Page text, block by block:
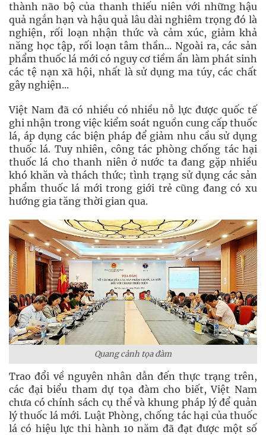
thành não bộ của thanh thiếu niên với những hậu
quả ngắn hạn và hậu quả lâu dài nghiêm trọng đó là
nghiện, rối loạn nhận thức và cảm xúc, giảm khả
năng học tập, rối loạn tâm thần... Ngoài ra, các sản
phẩm thuốc lá mới có nguy cơ tiềm ẩn làm phát sinh
các tệ nạn xã hội, nhất là sử dụng ma túy, các chất
gây nghiện...
Việt Nam đã có nhiều có nhiều nỗ lực được quốc tế
ghi nhận trong việc kiểm soát nguồn cung cấp thuốc
lá, áp dụng các biện pháp để giảm nhu cầu sử dụng
thuốc lá. Tuy nhiên, công tác phòng chống tác hại
thuốc lá cho thanh niên ở nước ta đang gặp nhiều
khó khăn và thách thức; tình trạng sử dụng các sản
phẩm thuốc lá mới trong giới trẻ cũng đang có xu
hướng gia tăng thời gian qua.
Quang cảnh tọa đàm
Trao đổi về nguyên nhân dẫn đến thực trạng trên,
các đại biểu tham dự tọa đàm cho biết, Việt Nam
chưa có chính sách cụ thể và khung pháp lý để quản
lý thuốc lá mới. Luật Phòng, chống tác hại của thuốc
lá có hiệu lực thi hành 10 năm đã đạt được một số